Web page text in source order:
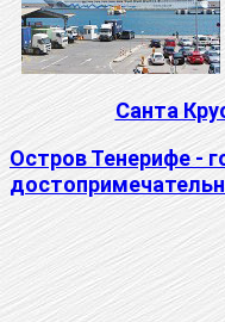
Санта
Остров Тенерифе -